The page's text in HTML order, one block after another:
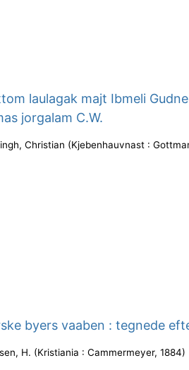
laulagak majt Ibmeli
jorgalam C.W.
Christian (Kjebenhauvnast :
byers vaaben : tegnede
H. (Kristiania : Cammermeyer,1884)